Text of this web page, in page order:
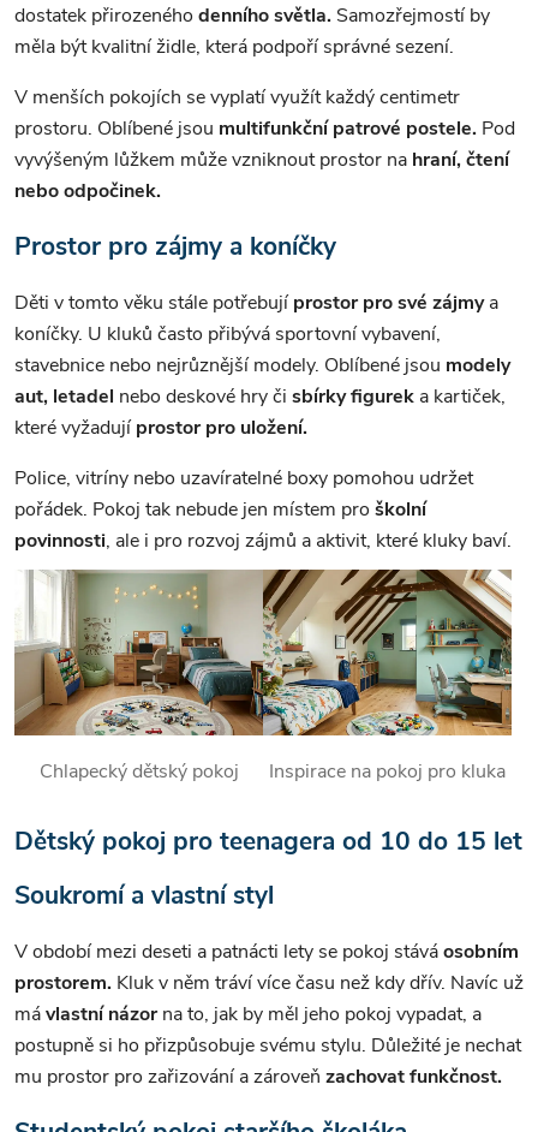
dostatek přirozeného denního světla. Samozřejmostí by
měla být kvalitní židle, která podpoří správné sezení.
V menších pokojích se vyplatí využít každý centimetr
prostoru. Oblíbené jsou multifunkční patrové postele. Pod
vyvýšeným lůžkem může vzniknout prostor na hraní, čtení
nebo odpočinek.
Prostor pro zájmy a koníčky
Děti v tomto věku stále potřebujíprostor pro své zájmya
koníčky. U kluků často přibývá sportovní vybavení,
stavebnice nebo nejrůznější modely. Oblíbené jsou modely
aut, letadel nebo deskové hry či sbírky figurek a kartiček,
které vyžadujíprostor pro uložení.
Police, vitríny nebo uzavíratelné boxy pomohou udržet
pořádek. Pokoj tak nebude jen místem pro školní
povinnosti, ale i pro rozvoj zájmů a aktivit, které kluky baví.
Chlapecký dětský pokoj Inspirace na pokoj pro kluka
Dětský pokoj pro teenagera od 10 do 15 let
Soukromí a vlastní styl
V období mezi deseti a patnácti lety se pokoj stáváosobním
prostorem. Kluk v něm tráví více času než kdy dřív. Navíc už
mávlastní názorna to, jak by měl jeho pokoj vypadat, a
postupně si ho přizpůsobuje svému stylu. Důležité je nechat
mu prostor pro zařizování a zároveň zachovat funkčnost.